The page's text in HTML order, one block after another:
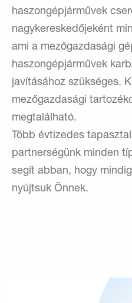
haszongépjárművek
nagykereskedőjeként
ami a mezőgazdasági
haszongépjárművek
javításához szükséges.
mezőgazdasági
megtalálható.
Több évtizedes
partnerségünk minden
segít abban, hogy
nyújtsuk Önnek.